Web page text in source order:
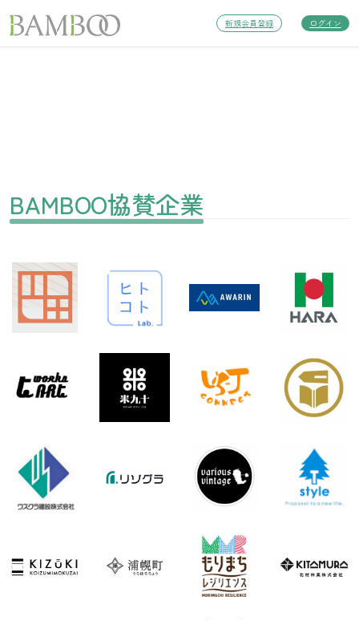
新規会員登録 ログイン
BAMBOO協賛企業